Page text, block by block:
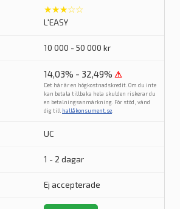
★★★☆☆
L'EASY
10 000 - 50 000 kr
14,03% - 32,49% ⚠
Det här är en högkostnadskredit. Om du inte
kan betala tillbaka hela skulden riskerar du
en betalningsanmärkning. För stöd, vänd
dig till hallåkonsument.se
UC
1 - 2 dagar
Ej accepterade